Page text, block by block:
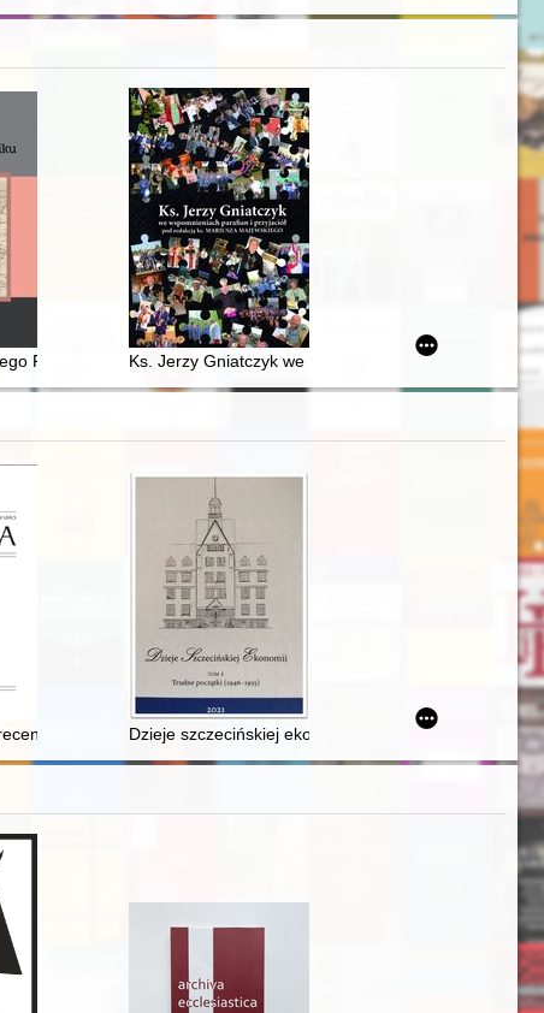
Pacyfiku. T. 2,Ks. Jerzy Gniatczyk we wspomnieniach parafian i
early-modern period
of Wacław Sieroszewski and Bronisław Pilsudski in 1903
przekazie filmowymDzieje szczecińskiej ekonomii. T. 1,